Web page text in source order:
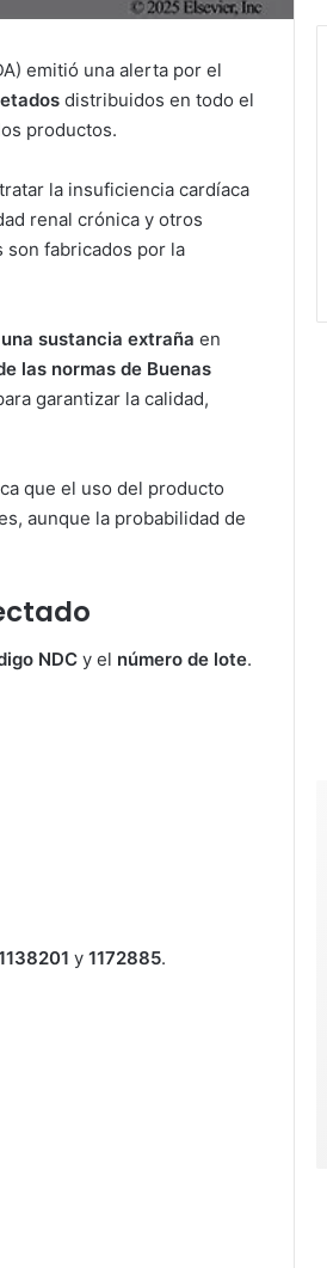
emitió una alerta por el
distribuidos en todo el
productos.
la insuficiencia cardíaca
renal crónica y otros
son fabricados por la
sustancia extraña en
las normas de Buenas
garantizar la calidad,
que el uso del producto
aunque la probabilidad de
NDC y el número de lote.
y 1172885.